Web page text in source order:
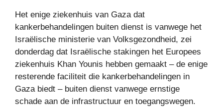
Het enige ziekenhuis van Gaza dat
kankerbehandelingen buiten dienst is vanwege het
Israëlische ministerie van Volksgezondheid, zei
donderdag dat Israëlische stakingen het Europees
ziekenhuis Khan Younis hebben gemaakt – de enige
resterende faciliteit die kankerbehandelingen in
Gaza biedt – buiten dienst vanwege ernstige
schade aan de infrastructuur en toegangswegen.